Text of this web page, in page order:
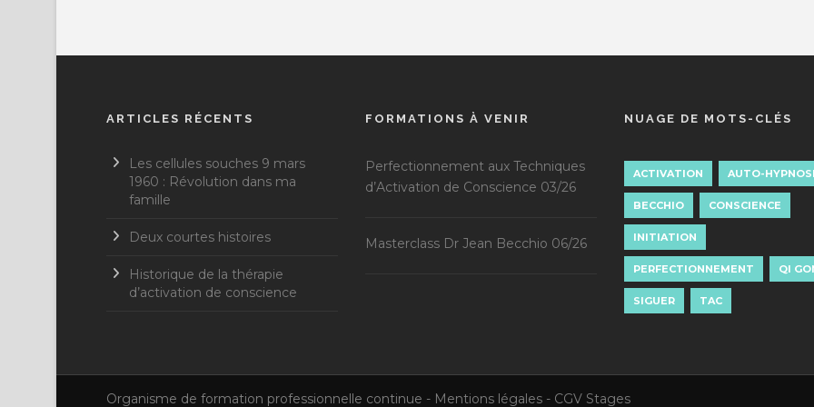
ARTICLES RÉCENTS
Les cellules souches 9 mars
1960 : Révolution dans ma
famille
Deux courtes histoires
Historique de la thérapie
d’activation de conscience
FORMATIONS À VENIR
Perfectionnement aux Techniques
d’Activation de Conscience 03/26
Masterclass Dr Jean Becchio 06/26
NUAGE DE MOTS-CLÉS
ACTIVATION AUTO-
BECCHIO CONSCIENCE
INITIATION
PERFECTIONNEMENT QI
SIGUER TAC
Organisme de formation professionnelle continue - Mentions légales - CGV Stages